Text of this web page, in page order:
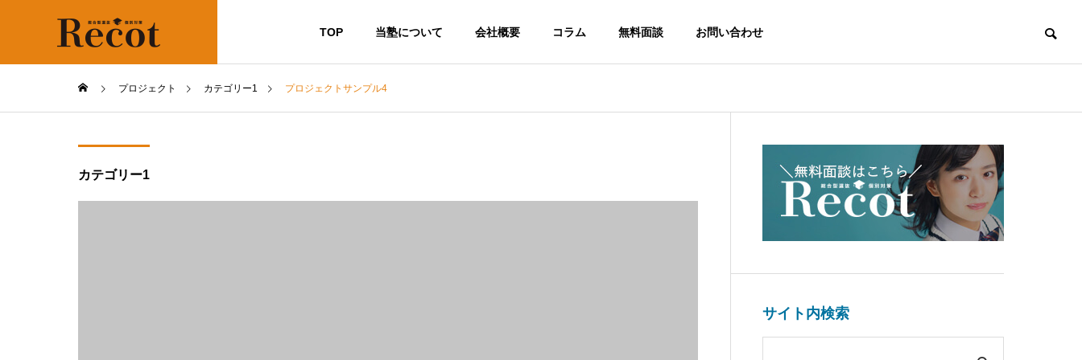
TOP 当塾について 会社概要 コラム 無料面談 お問い合わせ
プロジェクト カテゴリー1 プロジェクトサンプル4
カテゴリー1
サイト内検索